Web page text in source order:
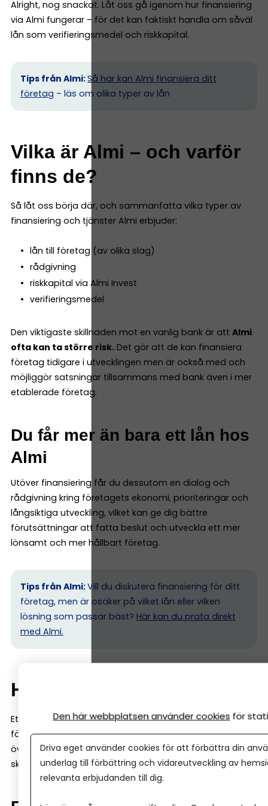
Alright, nog snackat. Låt oss gå igenom hur finansiering
via Almi fungerar – för det kan faktiskt handla om såväl
lån som verifieringsmedel och riskkapital.
Tips från Almi:Så här kan Almi finansiera ditt
företag – läs om olika typer av lån
Vilka är Almi – och varför
finns de?
Så låt oss börja där, och sammanfatta vilka typer av
finansiering och tjänster Almi erbjuder:
lån till företag (av olika slag)
rådgivning
riskkapital via Almi Invest
verifieringsmedel
Den viktigaste skillnaden mot en vanlig bank är att Almi
ofta kan ta större risk. Det gör att de kan finansiera
företag tidigare i utvecklingen men är också med och
möjliggör satsningar tillsammans med bank även i mer
etablerade företag.
Du får mer än bara ett lån hos
Almi
Utöver finansiering får du dessutom en dialog och
rådgivning kring företagets ekonomi, prioriteringar och
långsiktiga utveckling, vilket kan ge dig bättre
förutsättningar att fatta beslut och utveckla ett mer
lönsamt och mer hållbart företag.
Tips från Almi:Vill du diskutera finansiering för ditt
företag, men är osäker på vilket lån eller vilken
lösning som passar bäst? Här kan du prata direkt
med Almi.
Hur fungerar ett Almi-lån?
Ett Almi-lån fungerar i grunden som ett vanligt
företagslån: du lånar pengar och betalar tillbaka dem
över tid med ränta. Men det finns några viktiga
skillnader.
Den här webbplatsen använder cookies för
Driva eget använder cookies för att förbättra din
underlag till förbättring och vidareutveckling av
relevanta erbjudanden till dig.